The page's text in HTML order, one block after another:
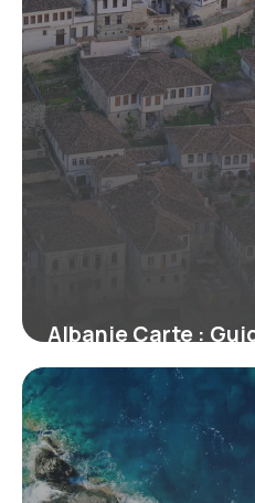
Albanie Carte :
du Pays
7 juillet 2026